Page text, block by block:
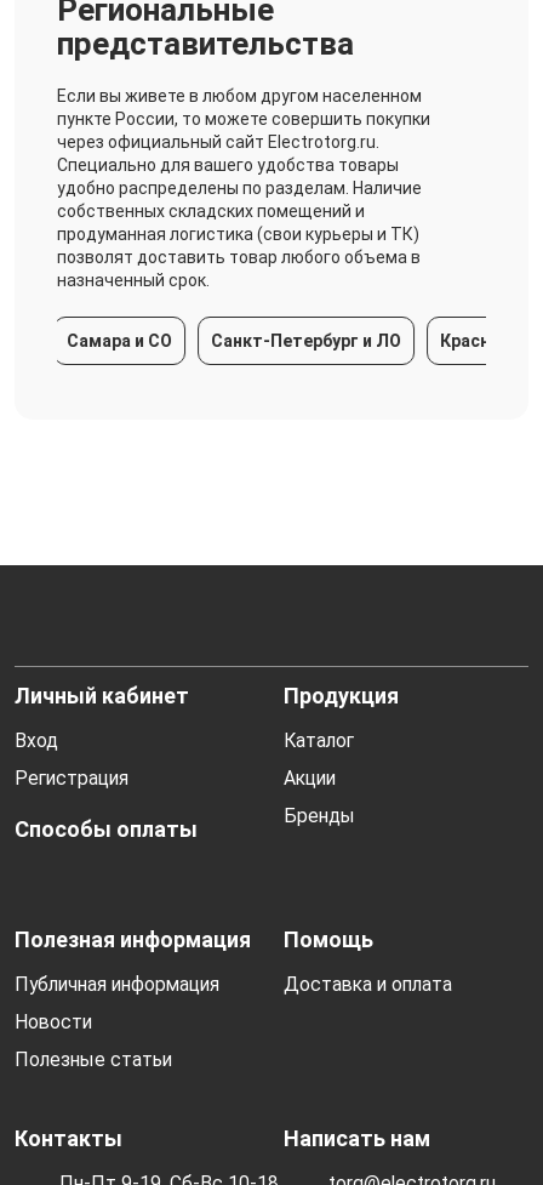
Региональные
представительства
Если вы живете в любом другом населенном
пункте России, то можете совершить покупки
через официальный сайт Electrotorg.ru.
Специально для вашего удобства товары
удобно распределены по разделам. Наличие
собственных складских помещений и
продуманная логистика (свои курьеры и ТК)
позволят доставить товар любого объема в
назначенный срок.
Самара и СО Санкт-Петербург и ЛО Краснодарский
Личный кабинет
Вход
Регистрация
Способы оплаты
Продукция
Каталог
Акции
Бренды
Полезная информация
Публичная информация
Новости
Полезные статьи
Помощь
Доставка и оплата
Контакты Написать нам